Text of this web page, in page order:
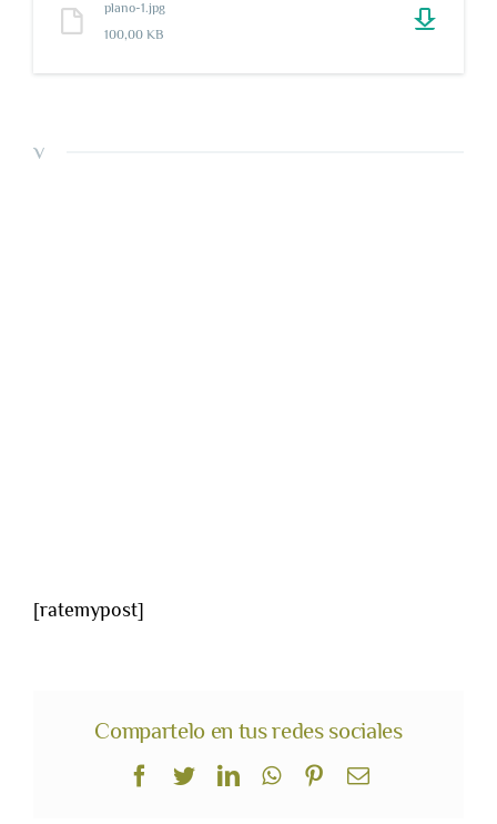
plano-1.jpg
100,00 KB
v
[ratemypost]
Compartelo en tus redes sociales
Facebook
TwitterLinkedInWhatsApp
PinterestCorreo